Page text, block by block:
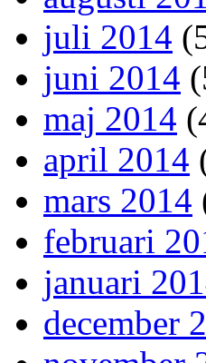
juli 2014
juni 2014
maj 2014
april 2014
mars 2014
februari
januari
december